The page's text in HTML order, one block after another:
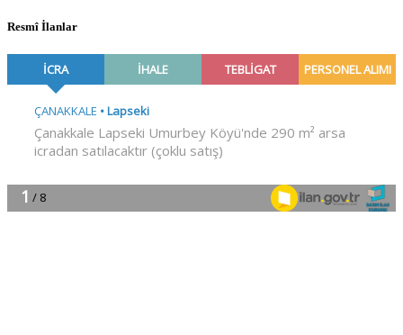
Resmî İlanlar